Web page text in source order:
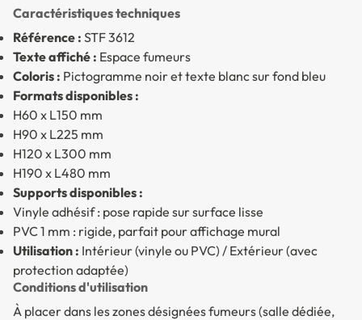
Caractéristiques techniques
Référence : STF 3612
Texte affiché : Espace fumeurs
Coloris : Pictogramme noir et texte blanc sur fond bleu
Formats disponibles :
H60 x L150 mm
H90 x L225 mm
H120 x L300 mm
H190 x L480 mm
Supports disponibles :
Vinyle adhésif : pose rapide sur surface lisse
PVC 1 mm : rigide, parfait pour affichage mural
Utilisation : Intérieur (vinyle ou PVC) / Extérieur (avec
protection adaptée)
Conditions d'utilisation
À placer dans les zones désignées fumeurs (salle dédiée,